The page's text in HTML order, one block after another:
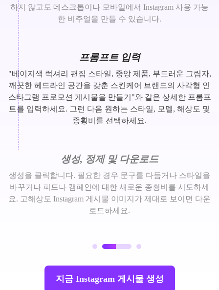
하지 않고도 데스크톱이나 모바일에서 Instagram 사용 가능
한 비주얼을 만들 수 있습니다.
프롬프트 입력
"베이지색 럭셔리 편집 스타일, 중앙 제품, 부드러운 그림자,
깨끗한 헤드라인 공간을 갖춘 스킨케어 브랜드의 사각형 인
스타그램 프로모션 게시물을 만들기"와 같은 상세한 프롬프
트를 입력하세요. 그런 다음 원하는 스타일, 모델, 해상도 및
종횡비를 선택하세요.
생성, 정제 및 다운로드
생성을 클릭합니다. 필요한 경우 문구를 다듬거나 스타일을
바꾸거나 피드나 캠페인에 대한 새로운 종횡비를 시도하세
요. 고해상도 Instagram 게시물 이미지가 제대로 보이면 다운
로드하세요.
지금 Instagram 게시물 생성